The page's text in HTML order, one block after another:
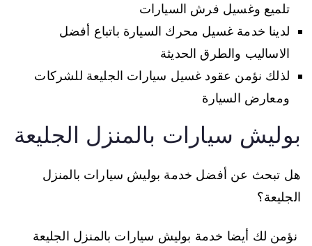
تلميع وغسيل فرش السيارات
لدينا خدمة غسيل محرك السيارة باتباع أفضل
الاساليب والطرق الحديثة
لذلك نؤمن عقود غسيل سيارات الجليعة للشركات
ومعارض السيارة
بوليش سيارات بالمنزل الجليعة
هل تبحث عن أفضل خدمة بوليش سيارات بالمنزل
الجليعة؟
نؤمن لك أيضا خدمة بوليش سيارات بالمنزل الجليعة